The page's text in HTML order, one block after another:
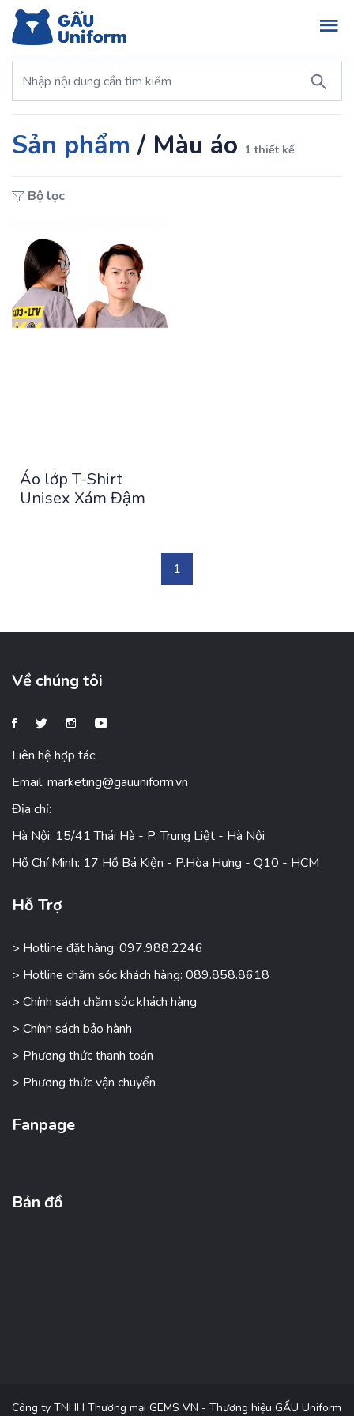
Sản phẩm / Màu áo 1 thiết kế
Bộ lọc
Áo lớp T-Shirt
Unisex Xám Đậm
1
Về chúng tôi
Liên hệ hợp tác:
Email: marketing@gauuniform.vn
Địa chỉ:
Hà Nội: 15/41 Thái Hà - P. Trung Liệt - Hà Nội
Hồ Chí Minh: 17 Hồ Bá Kiện - P.Hòa Hưng - Q10 - HCM
Hỗ Trợ
> Hotline đặt hàng: 097.988.2246
> Hotline chăm sóc khách hàng: 089.858.8618
> Chính sách chăm sóc khách hàng
> Chính sách bảo hành
> Phương thức thanh toán
> Phương thức vận chuyển
Fanpage
Bản đồ
Công ty TNHH Thương mại GEMS VN - Thương hiệu GẤU Uniform